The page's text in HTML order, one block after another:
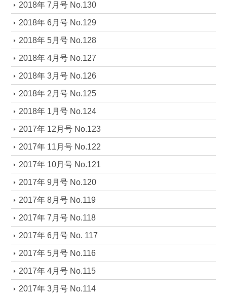
2018年 7月号 No.130
2018年 6月号 No.129
2018年 5月号 No.128
2018年 4月号 No.127
2018年 3月号 No.126
2018年 2月号 No.125
2018年 1月号 No.124
2017年 12月号 No.123
2017年 11月号 No.122
2017年 10月号 No.121
2017年 9月号 No.120
2017年 8月号 No.119
2017年 7月号 No.118
2017年 6月号 No. 117
2017年 5月号 No.116
2017年 4月号 No.115
2017年 3月号 No.114